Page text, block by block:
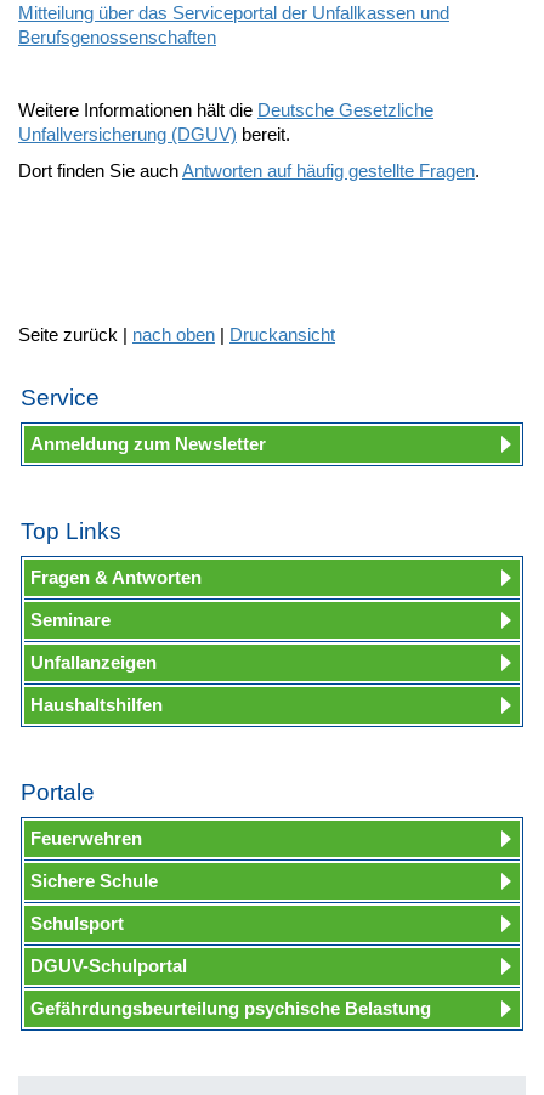
Mitteilung über das Serviceportal der Unfallkassen und
Berufsgenossenschaften
Weitere Informationen hält die Deutsche Gesetzliche
Unfallversicherung (DGUV) bereit.
Dort finden Sie auchAntworten auf häufig gestellte Fragen.
Seite zurück | nach oben | Druckansicht
Service
Anmeldung zum Newsletter
Top Links
Fragen & Antworten
Seminare
Unfallanzeigen
Haushaltshilfen
Portale
Feuerwehren
Sichere Schule
Schulsport
DGUV-Schulportal
Gefährdungsbeurteilung psychische Belastung